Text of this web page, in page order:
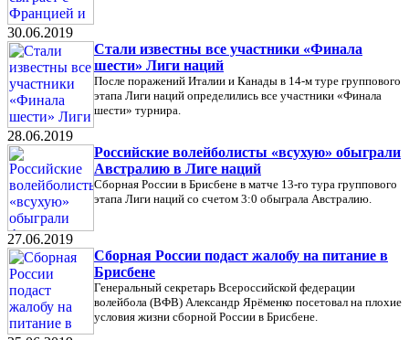
30.06.2019
Стали известны все участники «Финала
шести» Лиги наций
После поражений Италии и Канады в 14-м туре группового
этапа Лиги наций определились все участники «Финала
шести» турнира.
28.06.2019
Российские волейболисты «всухую» обыграли
Австралию в Лиге наций
Сборная России в Брисбене в матче 13-го тура группового
этапа Лиги наций со счетом 3:0 обыграла Австралию.
27.06.2019
Сборная России подаст жалобу на питание в
Брисбене
Генеральный секретарь Всероссийской федерации
волейбола (ВФВ) Александр Ярёменко посетовал на плохие
условия жизни сборной России в Брисбене.